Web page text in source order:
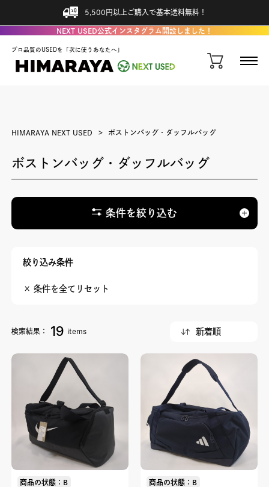
5,500円以上ご購入で基本送料無料！
NEXT USED公式インスタグラム開設しました！
プロ品質のUSEDを「次に使うあなたへ」
HIMARAYA NEXT USED ボストンバッグ・ダッフルバッグ
ボストンバッグ・ダッフルバッグ
条件を絞り込む
絞り込み条件
× 条件を全てリセット
検索結果： 19 items
商品の状態：B 商品の状態：B